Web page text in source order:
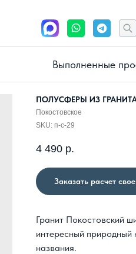
Выполненные
ПОЛУСФЕРЫ ИЗ
Покостовское
SKU: п-с-29
4 490 р.
Заказать расчет
Гранит Покостовский
интересный природный
названия.